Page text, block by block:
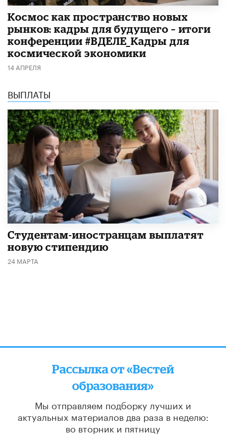
Космос как пространство новых
рынков: кадры для будущего – итоги
конференции #ВДЕЛЕ_Кадры для
космической экономики
14 АПРЕЛЯ
ВЫПЛАТЫ
Студентам-иностранцам выплатят
новую стипендию
24 МАРТА
Рассылка от «Вестей
образования»
Мы отправляем подборку лучших и
актуальных материалов два раза в неделю:
во вторник и пятницу